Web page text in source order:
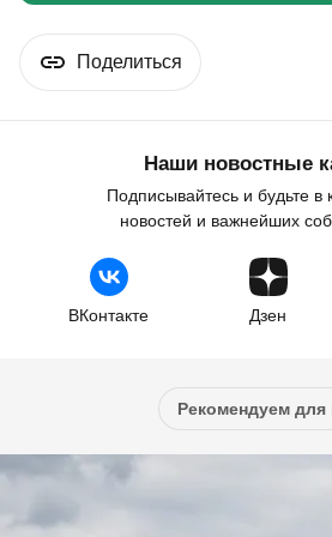
Поделиться
Наши новостные
Подписывайтесь и будьте в
новостей и важнейших
ВКонтакте Дзен
Рекомендуем для